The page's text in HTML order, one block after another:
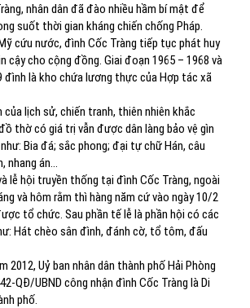
nhân dân đã đào nhiều hầm bí mật để
suốt thời gian kháng chiến chống Pháp.
cứu nước, đình Cốc Tràng tiếp tục phát huy
cậy cho cộng đồng. Giai đoạn 1965 – 1968 và
đình là kho chứa lương thực của Hợp tác xã
của lịch sử, chiến tranh, thiên nhiên khắc
thờ có giá trị vẫn được dân làng bảo vệ gìn
Bia đá; sắc phong; đại tự chữ Hán, câu
nhang án…
lễ hội truyền thống tại đình Cốc Tràng, ngoài
và hôm rằm thì hàng năm cứ vào ngày 10/2
tổ chức. Sau phần tế lễ là phần hội có các
Hát chèo sân đình, đánh cờ, tổ tôm, đấu
2012, Uỷ ban nhân dân thành phố Hải Phòng
QĐ/UBND công nhận đình Cốc Tràng là Di
phố.